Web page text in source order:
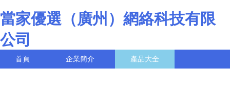
當家優選（廣州）網絡科技有限
公司
首頁 企業簡介 產品大全